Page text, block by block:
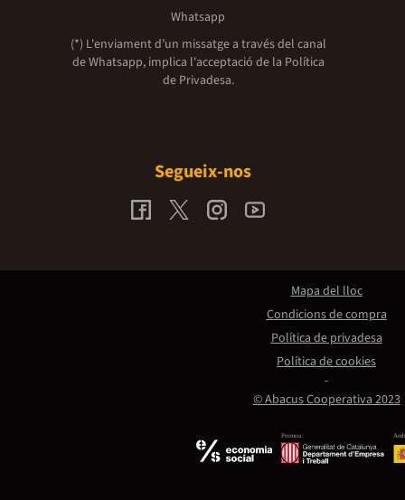
Whatsapp
(*) L'enviament d’un missatge a través del canal
de Whatsapp, implica l'acceptació de la Política
de Privadesa.
Segueix-nos
Promou:
© Abacus Cooperativa 2023
Mapa del lloc
Condicions de compra
Política de privadesa
Política de cookies